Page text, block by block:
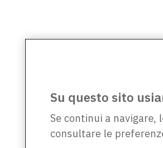
Su questo sito
Se continui a navigare,
consultare le